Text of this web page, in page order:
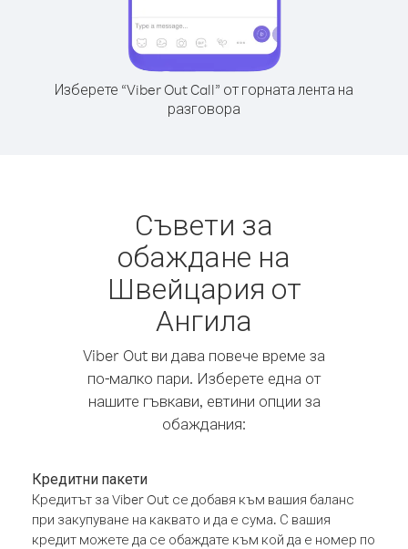
Изберете “Viber Out Call” от горната лента на
разговора
Съвети за
обаждане на
Швейцария от
Ангила
Viber Out ви дава повече време за
по-малко пари. Изберете една от
нашите гъвкави, евтини опции за
обаждания:
Кредитни пакети
Кредитът за Viber Out се добавя към вашия баланс
при закупуване на каквато и да е сума. С вашия
кредит можете да се обаждате към кой да е номер по